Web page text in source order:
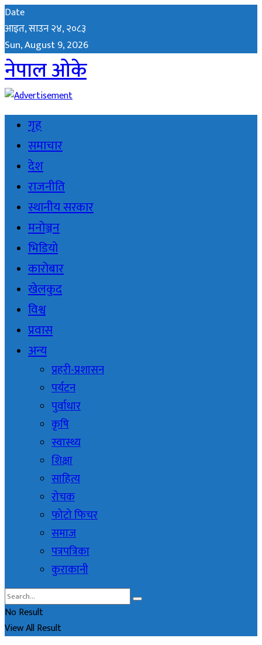
Date
आइत, साउन २४, २०८३
Sun, August 9, 2026
नेपाल ओके
गृह
समाचार
देश
राजनीति
स्थानीय सरकार
मनोञ्जन
भिडियो
कारोबार
खेलकुद
विश्व
प्रवास
अन्य
प्रहरी-प्रशासन
पर्यटन
पुर्वाधार
कृषि
स्वास्थ्य
शिक्षा
साहित्य
रोचक
फोटो फिचर
समाज
पत्रपत्रिका
कुराकानी
No Result
View All Result